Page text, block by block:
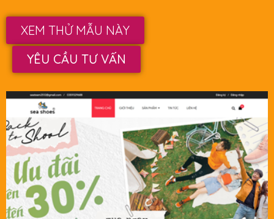
XEM THỬ MẪU NÀY
YÊU CẦU TƯ VẤN